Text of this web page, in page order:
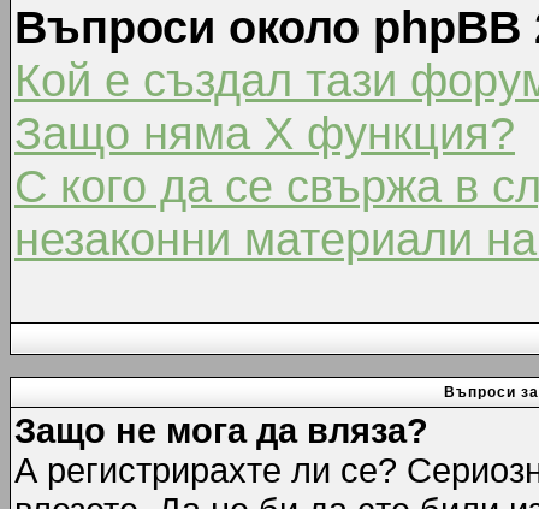
Въпроси около phpBB
Кой е създал тази
Защо няма X функция?
С кого да се свържа в
незаконни материали
Въпроси
Защо не мога да вляза?
А регистрирахте ли се?